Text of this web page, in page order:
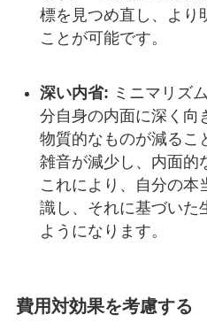
標を見つめ直し、より
ことが可能です。
深い内省: ミニマリズ
分自身の内面に深く向
物質的なものが減るこ
雑音が減少し、内面的
これにより、自分の本
識し、それに基づいた
ようになります。
費用対効果を考慮する